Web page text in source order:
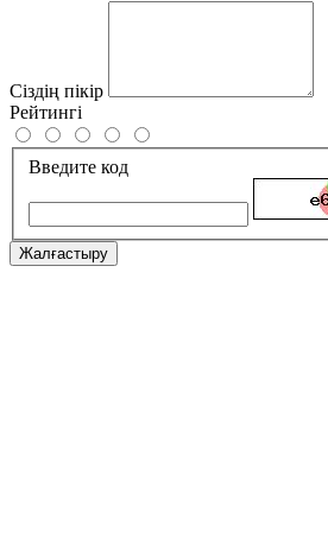
Сіздің пікір
Рейтингі
Введите код
Жалғастыру